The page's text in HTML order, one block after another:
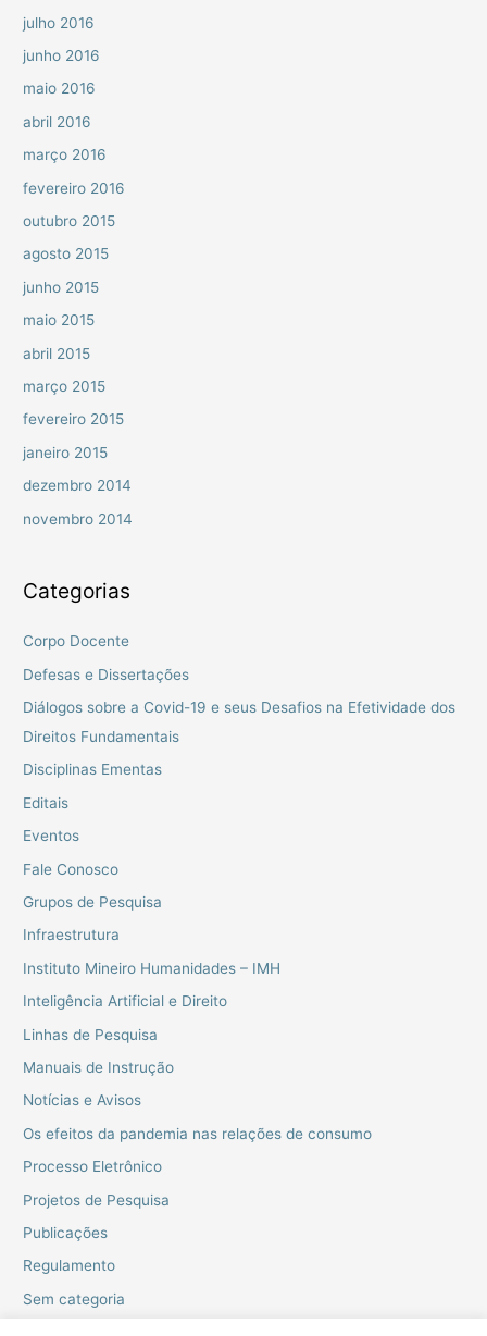
julho 2016
junho 2016
maio 2016
abril 2016
março 2016
fevereiro 2016
outubro 2015
agosto 2015
junho 2015
maio 2015
abril 2015
março 2015
fevereiro 2015
janeiro 2015
dezembro 2014
novembro 2014
Categorias
Corpo Docente
Defesas e Dissertações
Diálogos sobre a Covid-19 e seus Desafios na Efetividade dos
Direitos Fundamentais
Disciplinas Ementas
Editais
Eventos
Fale Conosco
Grupos de Pesquisa
Infraestrutura
Instituto Mineiro Humanidades – IMH
Inteligência Artificial e Direito
Linhas de Pesquisa
Manuais de Instrução
Notícias e Avisos
Os efeitos da pandemia nas relações de consumo
Processo Eletrônico
Projetos de Pesquisa
Publicações
Regulamento
Sem categoria